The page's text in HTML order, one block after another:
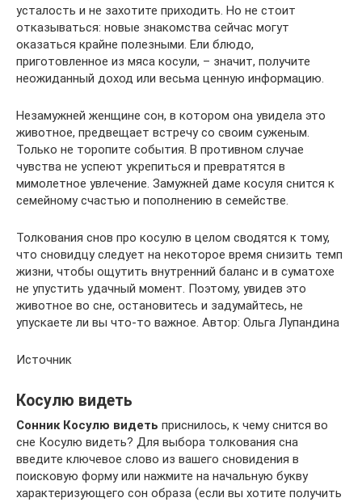
усталость и не захотите приходить. Но не стоит
отказываться: новые знакомства сейчас могут
оказаться крайне полезными. Ели блюдо,
приготовленное из мяса косули, – значит, получите
неожиданный доход или весьма ценную информацию.
Незамужней женщине сон, в котором она увидела это
животное, предвещает встречу со своим суженым.
Только не торопите события. В противном случае
чувства не успеют укрепиться и превратятся в
мимолетное увлечение. Замужней даме косуля снится к
семейному счастью и пополнению в семействе.
Толкования снов про косулю в целом сводятся к тому,
что сновидцу следует на некоторое время снизить темп
жизни, чтобы ощутить внутренний баланс и в суматохе
не упустить удачный момент. Поэтому, увидев это
животное во сне, остановитесь и задумайтесь, не
упускаете ли вы что-то важное. Автор: Ольга Лупандина
Источник
Косулю видеть
Сонник Косулю видеть приснилось, к чему снится во
сне Косулю видеть? Для выбора толкования сна
введите ключевое слово из вашего сновидения в
поисковую форму или нажмите на начальную букву
характеризующего сон образа (если вы хотите получить